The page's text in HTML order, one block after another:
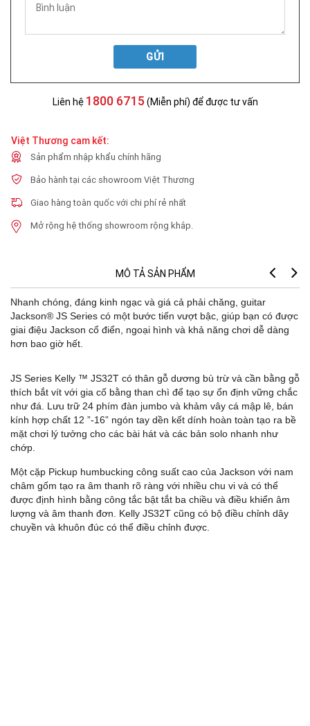
GỬI
Liên hệ 1800 6715 (Miễn phí) để được tư vấn
Việt Thương cam kết:
Sản phẩm nhập khẩu chính hãng
Bảo hành tại các showroom Việt Thương
Giao hàng toàn quốc với chi phí rẻ nhất
Mở rộng hệ thống showroom rộng khắp.
MÔ TẢ SẢN PHẨM
Nhanh chóng, đáng kinh ngạc và giá cả phải chăng, guitar
Jackson® JS Series có một bước tiến vượt bậc, giúp bạn có được
giai điệu Jackson cổ điển, ngoại hình và khả năng chơi dễ dàng
hơn bao giờ hết.
JS Series Kelly ™ JS32T có thân gỗ dương bù trừ và cần bằng gỗ
thích bắt vít với gia cố bằng than chì để tạo sự ổn định vững chắc
như đá. Lưu trữ 24 phím đàn jumbo và khảm vây cá mập lê, bán
kính hợp chất 12 ”-16” ngón tay dền kết dính hoàn toàn tạo ra bề
mặt chơi lý tưởng cho các bài hát và các bản solo nhanh như
chớp.
Một cặp Pickup humbucking công suất cao của Jackson với nam
châm gốm tạo ra âm thanh rõ ràng với nhiều chu vi và có thể
được định hình bằng công tắc bật tắt ba chiều và điều khiển âm
lượng và âm thanh đơn. Kelly JS32T cũng có bộ điều chỉnh dây
chuyền và khuôn đúc có thể điều chỉnh được.